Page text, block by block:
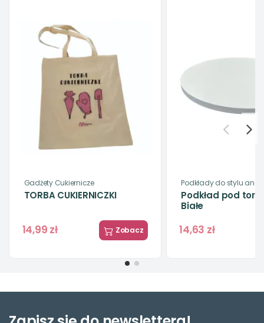
Gadżety Cukiernicze
TORBA CUKIERNICZKI
14,99 zł Zobacz
Podkłady do stylu
Podkład pod tort
Białe
14,63 zł
Podkład cienki Naked
(5szt)